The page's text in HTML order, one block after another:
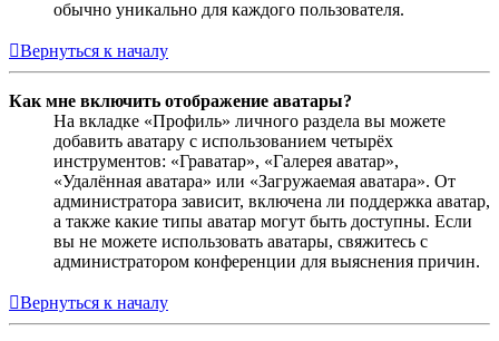
обычно уникально для каждого пользователя.
Вернуться к началу
Как мне включить отображение аватары?
На вкладке «Профиль» личного раздела вы можете
добавить аватару с использованием четырёх
инструментов: «Граватар», «Галерея аватар»,
«Удалённая аватара» или «Загружаемая аватара». От
администратора зависит, включена ли поддержка аватар,
а также какие типы аватар могут быть доступны. Если
вы не можете использовать аватары, свяжитесь с
администратором конференции для выяснения причин.
Вернуться к началу